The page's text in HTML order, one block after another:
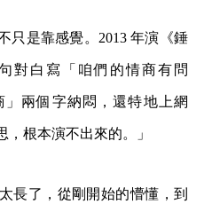
只是靠感覺。2013 年演《錘
對白寫「咱們的情商有問
兩個字納悶，還特地上網
根本演不出來的。」
長了，從剛開始的懵懂，到